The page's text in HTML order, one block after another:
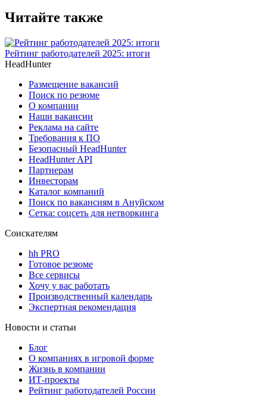
Читайте также
Рейтинг работодателей 2025: итоги
HeadHunter
Размещение вакансий
Поиск по резюме
О компании
Наши вакансии
Реклама на сайте
Требования к ПО
Безопасный HeadHunter
HeadHunter API
Партнерам
Инвесторам
Каталог компаний
Поиск по вакансиям в Ануйском
Сетка: соцсеть для нетворкинга
Соискателям
hh PRO
Готовое резюме
Все сервисы
Хочу у вас работать
Производственный календарь
Экспертная рекомендация
Новости и статьи
Блог
О компаниях в игровой форме
Жизнь в компании
ИТ-проекты
Рейтинг работодателей России